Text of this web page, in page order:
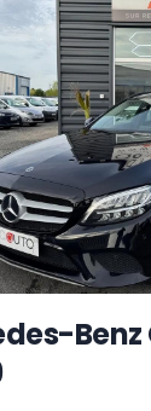
Benz